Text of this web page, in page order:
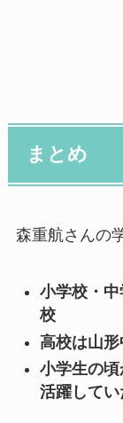
まとめ
森重航さんの
小学校・
校
高校は山
小学生の
活躍してい